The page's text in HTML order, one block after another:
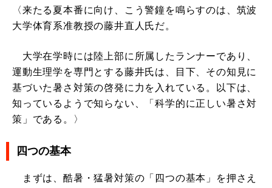
〈来たる夏本番に向け、こう警鐘を鳴らすのは、筑波
大学体育系准教授の藤井直人氏だ。
大学在学時には陸上部に所属したランナーであり、
運動生理学を専門とする藤井氏は、目下、その知見に
基づいた暑さ対策の啓発に力を入れている。以下は、
知っているようで知らない、「科学的に正しい暑さ対
策」である。〉
四つの基本
まずは、酷暑・猛暑対策の「四つの基本」を押さえ